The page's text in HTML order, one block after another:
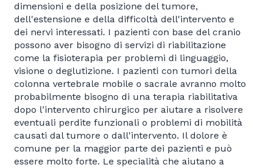
dimensioni e della posizione del tumore,
dell'estensione e della difficoltà dell'intervento e
dei nervi interessati. I pazienti con base del cranio
possono aver bisogno di servizi di riabilitazione
come la fisioterapia per problemi di linguaggio,
visione o deglutizione. I pazienti con tumori della
colonna vertebrale mobile o sacrale avranno molto
probabilmente bisogno di una terapia riabilitativa
dopo l'intervento chirurgico per aiutare a risolvere
eventuali perdite funzionali o problemi di mobilità
causati dal tumore o dall'intervento. Il dolore è
comune per la maggior parte dei pazienti e può
essere molto forte. Le specialità che aiutano a